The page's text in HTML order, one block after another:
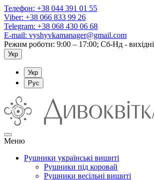
Телефон: +38 044 391 01 55
Viber: +38 066 833 99 26
Telegram: +38 068 430 06 68
E-mail: vyshyvkamanager@gmail.com
Режим роботи: 9:00 – 17:00; Сб-Нд - вихідні
Укр
Укр
Рус
Меню
Рушники українські вишиті
Рушники під коровай
Рушники весільні вишиті